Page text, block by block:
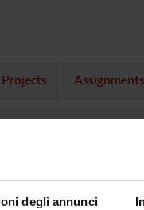
degli annunci
Projects Assignments